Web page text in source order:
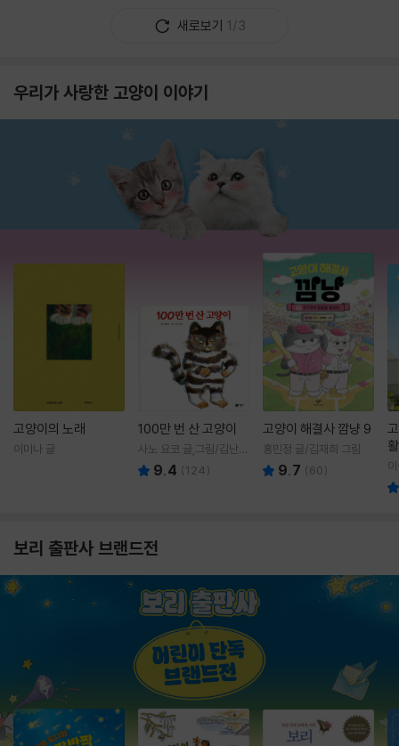
새로보기 1/3
우리가 사랑한 고양이 이야기
고양이의 노래
이미나 글
100만 번 산 고양이
사노 요코 글,그림/김난주
역 9.4 (124)
고양이 해결사 깜냥 9
홍민정 글/김재희 그림
9.7 (60)
보리 출판사 브랜드전